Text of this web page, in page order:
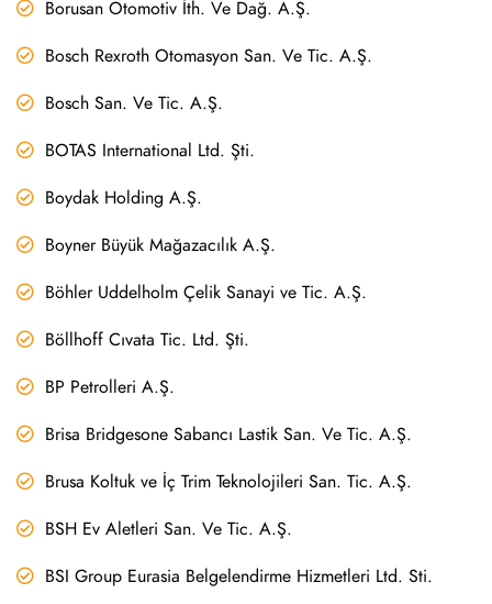
Borusan Otomotiv İth. Ve Dağ. A.Ş.
Bosch Rexroth Otomasyon San. Ve Tic. A.Ş.
Bosch San. Ve Tic. A.Ş.
BOTAS International Ltd. Şti.
Boydak Holding A.Ş.
Boyner Büyük Mağazacılık A.Ş.
Böhler Uddelholm Çelik Sanayi ve Tic. A.Ş.
Böllhoff Cıvata Tic. Ltd. Şti.
BP Petrolleri A.Ş.
Brisa Bridgesone Sabancı Lastik San. Ve Tic. A.Ş.
Brusa Koltuk ve İç Trim Teknolojileri San. Tic. A.Ş.
BSH Ev Aletleri San. Ve Tic. A.Ş.
BSI Group Eurasia Belgelendirme Hizmetleri Ltd. Sti.